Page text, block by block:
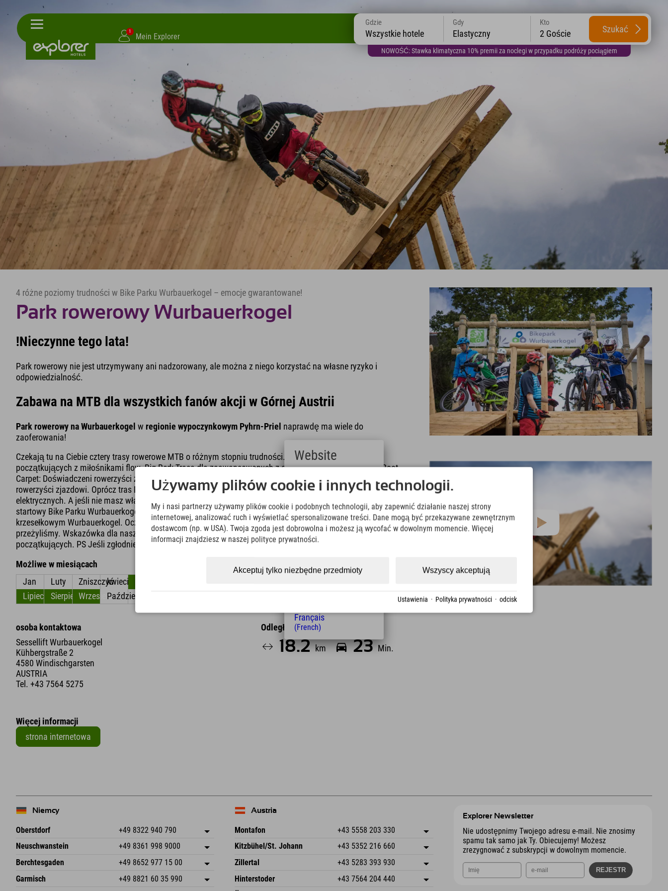
1
Mein Explorer
NOWOŚĆ: Stawka klimatyczna 10% premii za noclegi w przypadku podróży pociągiem
Gdzie
Wszystkie hotele
Gdy
Elastyczny
Kto
2 Goście Szukać
4 różne poziomy trudności w Bike Parku Wurbauerkogel – emocje gwarantowane!
Park rowerowy Wurbauerkogel
!Nieczynne tego lata!
Park rowerowy nie jest utrzymywany ani nadzorowany, ale można z niego korzystać na własne ryzyko i
odpowiedzialność.
Zabawa na MTB dla wszystkich fanów akcji w Górnej Austrii
Park rowerowy na Wurbauerkogel w regionie wypoczynkowym Pyhrn-Priel naprawdę ma wiele do
zaoferowania!
Czekają tu na Ciebie cztery trasy rowerowe MTB o różnym stopniu trudności. Blue Lollipop: Trasa dla
początkujących z miłośnikami flow. Big Red: Trasa dla zaawansowanych z ciekawymi elementami. Red Root
Carpet: Doświadczeni rowerzyści z technicznie wymagającymi odcinkami. Black Widow: Zaawansowani
rowerzyści zjazdowi. Oprócz tras MTB, Wurbauerkogel Bike Park oferuje również trasy przyjazne dla rowerów
elektrycznych. A jeśli nie masz własnego roweru, możesz go wypożyczyć w Pyhrn-Priel Bike Center. Punkt
startowy Bike Parku Wurbauerkogel znajduje się przy dolnej stacji i jest bardzo łatwo dostępny wyciągiem
krzesełkowym Wurbauerkogel. Oczywiście, już testowaliśmy Bike Park –tutajpokażemy Wam, co tam
przeżyliśmy. Wskazówka dla naszych maluchów: pumptrack przy dolnej stacji to idealny tor treningowy dla
początkujących. PS Jeśli zgłodniejecie, możecie wstąpić do górskiej restauracji w centrum rowerowym.
Możliwe w miesiącach
Jan
Luty Zniszczyćkwiecień
Lipiec
SierpieńWrzesieńPaździernikListopad
osoba kontaktowa
Sessellift Wurbauerkogel
Kühbergstraße 2
4580 Windischgarsten
AUSTRIA
Tel. +43 7564 5275
Odległość od hotelu
18.2 km 23 Min.
Więcej informacji
strona internetowa
Niemcy
Oberstdorf +49 8322 940 790
An der Breitach 3
Niemcy
Zapisz adres
Książka
Neuschwanstein +49 8361 998 9000
An der Riese 45
87484 Nesselwang im Allgäu
Niemcy
Zapisz adres
Książka
Berchtesgaden +49 8652 977 15 00
Hofreitstr. 7
Zapisz adres
Garmisch +49 8821 60 35 990
Austria
Montafon +43 5558 203 330
Dorfstr. 127b
Austria
Zapisz adres
Książka
Kitzbühel/St. Johann +43 5352 216 660
Speckbacherstraße 87
Austria
Zapisz adres
Książka
Zillertal +43 5283 393 930
Schmiedau 2
Zapisz adres
Hinterstoder +43 7564 204 440
Explorer Newsletter
Nie udostępnimy Twojego adresu e-mail. Nie znosimy
spamu tak samo jak Ty. Obiecujemy! Możesz
zrezygnować z subskrypcji w dowolnym momencie.
Używamy plików cookie i innych technologii.
My i nasi partnerzy używamy plików cookie i podobnych technologii, aby zapewnić działanie naszej strony
internetowej, analizować ruch i wyświetlać spersonalizowane treści. Dane mogą być przekazywane zewnętrznym
dostawcom (np. w USA). Twoja zgoda jest dobrowolna i możesz ją wycofać w dowolnym momencie. Więcej
informacji znajdziesz w naszej polityce prywatności.
Wszyscy akceptują
Akceptuj tylko niezbędne przedmioty
Ustawienia · Polityka prywatności · odcisk
Website
Deutsch
(German)
(English)
Italiano
(Italian)
Čeština
(Polish)
Magyar
Français
(French)